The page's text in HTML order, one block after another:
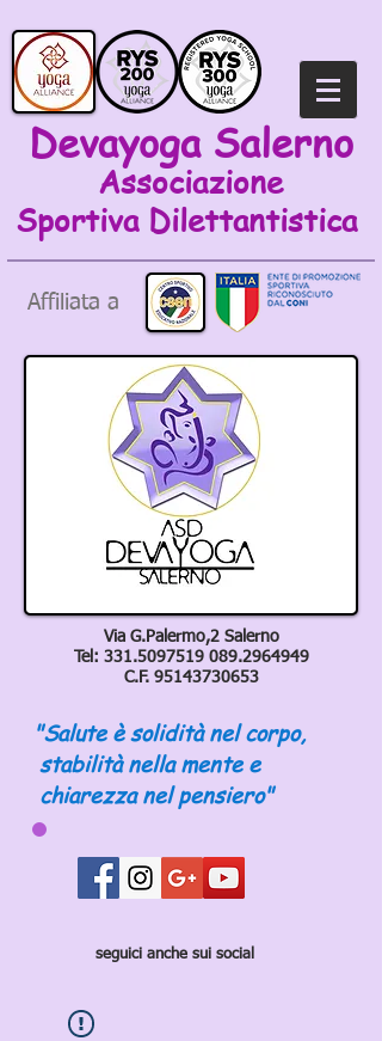
Devayoga Salerno
Associazione
Sportiva Dilettantistica
Affiliata a
Via G.Palermo,2 Salerno
Tel: 331.5097519 089.2964949
C.F. 95143730653
"Salute è solidità nel corpo,
stabilità nella mente e
chiarezza nel pensiero"
seguici anche sui social